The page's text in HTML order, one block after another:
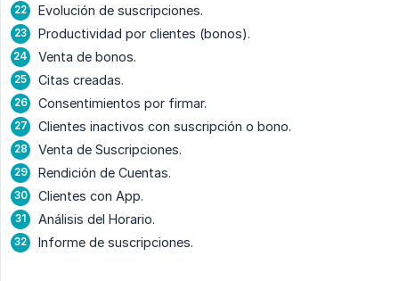
Evolución de suscripciones.
Productividad por clientes (bonos).
Venta de bonos.
Citas creadas.
Consentimientos por firmar.
Clientes inactivos con suscripción o bono.
Venta de Suscripciones.
Rendición de Cuentas.
Clientes con App.
Análisis del Horario.
Informe de suscripciones.